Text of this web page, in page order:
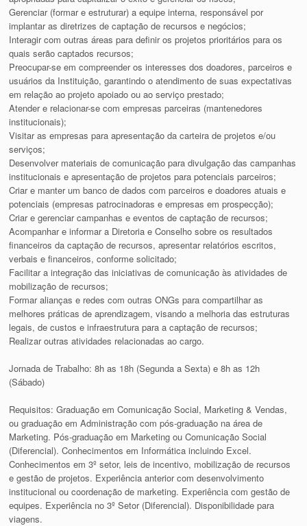
Gerenciar (formar e estruturar) a equipe interna, responsável por
implantar as diretrizes de captação de recursos e negócios;
Interagir com outras áreas para definir os projetos prioritários para os
quais serão captados recursos;
Preocupar-se em compreender os interesses dos doadores, parceiros e
usuários da Instituição, garantindo o atendimento de suas expectativas
em relação ao projeto apoiado ou ao serviço prestado;
Atender e relacionar-se com empresas parceiras (mantenedores
institucionais);
Visitar as empresas para apresentação da carteira de projetos e/ou
serviços;
Desenvolver materiais de comunicação para divulgação das campanhas
institucionais e apresentação de projetos para potenciais parceiros;
Criar e manter um banco de dados com parceiros e doadores atuais e
potenciais (empresas patrocinadoras e empresas em prospecção);
Criar e gerenciar campanhas e eventos de captação de recursos;
Acompanhar e informar a Diretoria e Conselho sobre os resultados
financeiros da captação de recursos, apresentar relatórios escritos,
verbais e financeiros, conforme solicitado;
Facilitar a integração das iniciativas de comunicação às atividades de
mobilização de recursos;
Formar alianças e redes com outras ONGs para compartilhar as
melhores práticas de aprendizagem, visando a melhoria das estruturas
legais, de custos e infraestrutura para a captação de recursos;
Realizar outras atividades relacionadas ao cargo.
Jornada de Trabalho: 8h as 18h (Segunda a Sexta) e 8h as 12h
(Sábado)
Requisitos: Graduação em Comunicação Social, Marketing & Vendas,
ou graduação em Administração com pós-graduação na área de
Marketing. Pós-graduação em Marketing ou Comunicação Social
(Diferencial). Conhecimentos em Informática incluindo Excel.
Conhecimentos em 3º setor, leis de incentivo, mobilização de recursos
e gestão de projetos. Experiência anterior com desenvolvimento
institucional ou coordenação de marketing. Experiência com gestão de
equipes. Experiência no 3º Setor (Diferencial). Disponibilidade para
viagens.